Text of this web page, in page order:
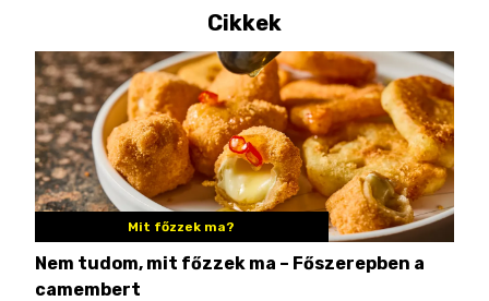
Cikkek
Mit főzzek ma?
Nem tudom, mit főzzek ma – Főszerepben a
camembert